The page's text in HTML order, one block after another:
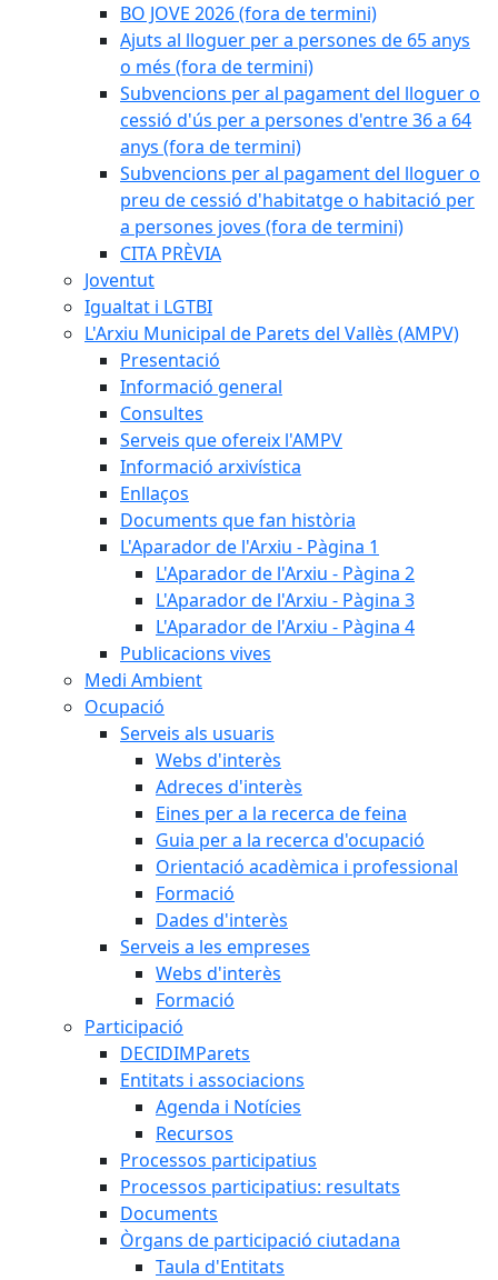
BO JOVE 2026 (fora de termini)
Ajuts al lloguer per a persones de 65 anys
o més (fora de termini)
Subvencions per al pagament del lloguer o
cessió d'ús per a persones d'entre 36 a 64
anys (fora de termini)
Subvencions per al pagament del lloguer o
preu de cessió d'habitatge o habitació per
a persones joves (fora de termini)
CITA PRÈVIA
Joventut
Igualtat i LGTBI
L'Arxiu Municipal de Parets del Vallès (AMPV)
Presentació
Informació general
Consultes
Serveis que ofereix l'AMPV
Informació arxivística
Enllaços
Documents que fan història
L'Aparador de l'Arxiu - Pàgina 1
L'Aparador de l'Arxiu - Pàgina 2
L'Aparador de l'Arxiu - Pàgina 3
L'Aparador de l'Arxiu - Pàgina 4
Publicacions vives
Medi Ambient
Ocupació
Serveis als usuaris
Webs d'interès
Adreces d'interès
Eines per a la recerca de feina
Guia per a la recerca d'ocupació
Orientació acadèmica i professional
Formació
Dades d'interès
Serveis a les empreses
Webs d'interès
Formació
Participació
DECIDIMParets
Entitats i associacions
Agenda i Notícies
Recursos
Processos participatius
Processos participatius: resultats
Documents
Òrgans de participació ciutadana
Taula d'Entitats